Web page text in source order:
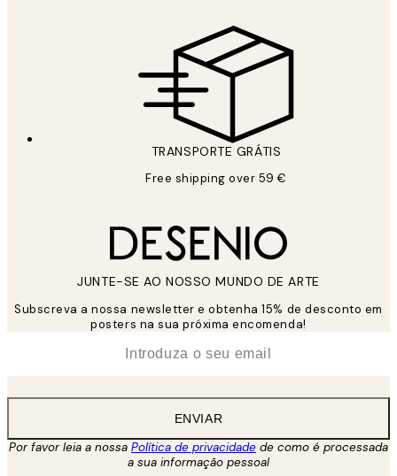
TRANSPORTE GRÁTIS
Free shipping over 59 €
JUNTE-SE AO NOSSO MUNDO DE ARTE
Subscreva a nossa newsletter e obtenha 15% de desconto em
posters na sua próxima encomenda!
ENVIAR
Por favor leia a nossa Política de privacidade de como é processada
a sua informação pessoal